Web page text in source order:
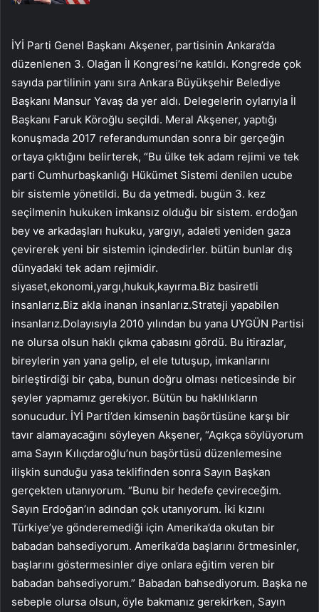
İYİ Parti Genel Başkanı Akşener, partisinin Ankara’da
düzenlenen 3. Olağan İl Kongresi’ne katıldı. Kongrede çok
sayıda partilinin yanı sıra Ankara Büyükşehir Belediye
Başkanı Mansur Yavaş da yer aldı. Delegelerin oylarıyla İl
Başkanı Faruk Köroğlu seçildi. Meral Akşener, yaptığı
konuşmada 2017 referandumundan sonra bir gerçeğin
ortaya çıktığını belirterek, “Bu ülke tek adam rejimi ve tek
parti Cumhurbaşkanlığı Hükümet Sistemi denilen ucube
bir sistemle yönetildi. Bu da yetmedi. bugün 3. kez
seçilmenin hukuken imkansız olduğu bir sistem. erdoğan
bey ve arkadaşları hukuku, yargıyı, adaleti yeniden gaza
çevirerek yeni bir sistemin içindedirler. bütün bunlar dış
dünyadaki tek adam rejimidir.
siyaset,ekonomi,yargı,hukuk,kayırma.Biz basiretli
insanlarız.Biz akla inanan insanlarız.Strateji yapabilen
insanlarız.Dolayısıyla 2010 yılından bu yana UYGÜN Partisi
ne olursa olsun haklı çıkma çabasını gördü. Bu itirazlar,
bireylerin yan yana gelip, el ele tutuşup, imkanlarını
birleştirdiği bir çaba, bunun doğru olması neticesinde bir
şeyler yapmamız gerekiyor. Bütün bu haklılıkların
sonucudur. İYİ Parti’den kimsenin başörtüsüne karşı bir
tavır alamayacağını söyleyen Akşener, “Açıkça söylüyorum
ama Sayın Kılıçdaroğlu’nun başörtüsü düzenlemesine
ilişkin sunduğu yasa teklifinden sonra Sayın Başkan
gerçekten utanıyorum. “Bunu bir hedefe çevireceğim.
Sayın Erdoğan’ın adından çok utanıyorum. İki kızını
Türkiye’ye gönderemediği için Amerika’da okutan bir
babadan bahsediyorum. Amerika’da başlarını örtmesinler,
başlarını göstermesinler diye onlara eğitim veren bir
babadan bahsediyorum.” Babadan bahsediyorum. Başka ne
sebeple olursa olsun, öyle bakmanız gerekirken, Sayın